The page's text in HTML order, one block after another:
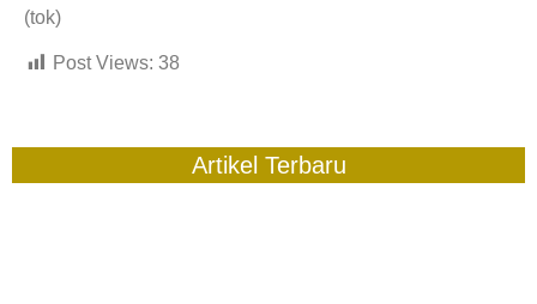
(tok)
Post Views: 38
Artikel Terbaru